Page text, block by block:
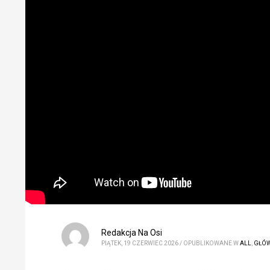
Redakcja Na Osi
PIĄTEK, 19 CZERWIEC 2026 / OPUBLIKOWANE WALL